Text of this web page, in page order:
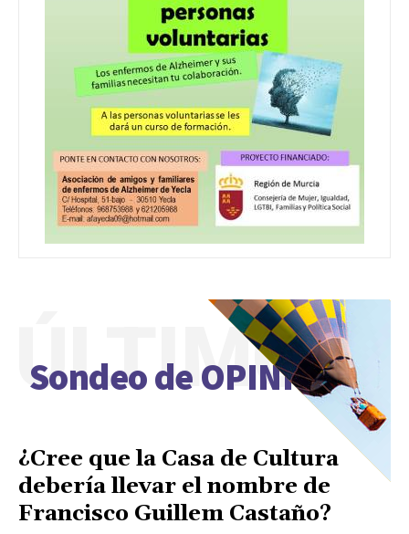
Sondeo de OPINIÓN
ÚLTIMO
¿Cree que la Casa de Cultura
debería llevar el nombre de
Francisco Guillem Castaño?